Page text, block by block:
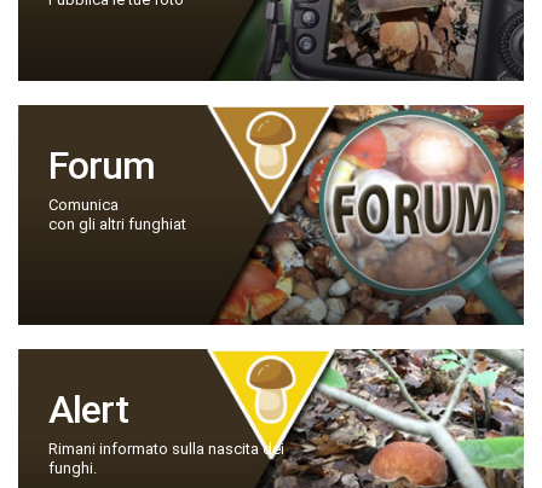
Forum
Comunica
con gli altri funghiat
Alert
Rimani informato sulla nascita dei
funghi.